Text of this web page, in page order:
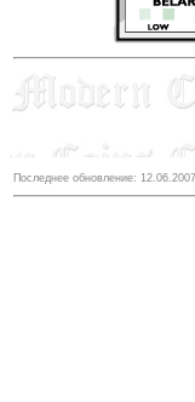
Последнее обновление: 12.06.2007